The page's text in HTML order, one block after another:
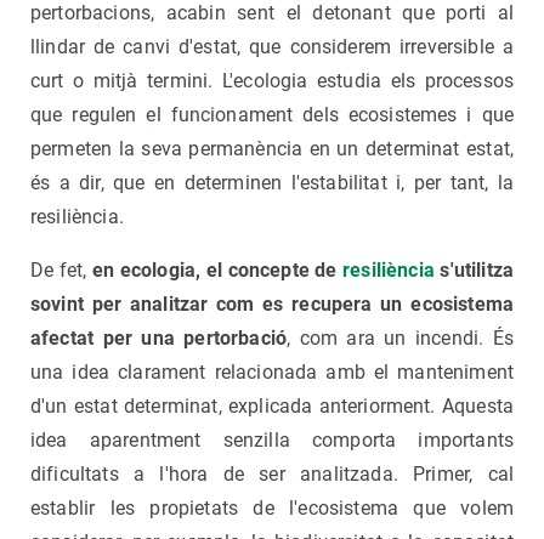
pertorbacions, acabin sent el detonant que porti al
llindar de canvi d'estat, que considerem irreversible a
curt o mitjà termini. L'ecologia estudia els processos
que regulen el funcionament dels ecosistemes i que
permeten la seva permanència en un determinat estat,
és a dir, que en determinen l'estabilitat i, per tant, la
resiliència.
De fet, en ecologia, el concepte deresiliència s'utilitza
sovint per analitzar com es recupera un ecosistema
afectat per una pertorbació, com ara un incendi. És
una idea clarament relacionada amb el manteniment
d'un estat determinat, explicada anteriorment. Aquesta
idea aparentment senzilla comporta importants
dificultats a l'hora de ser analitzada. Primer, cal
establir les propietats de l'ecosistema que volem